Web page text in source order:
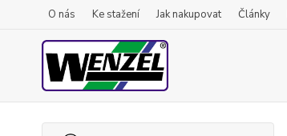
O nás Ke stažení Jak nakupovat Články